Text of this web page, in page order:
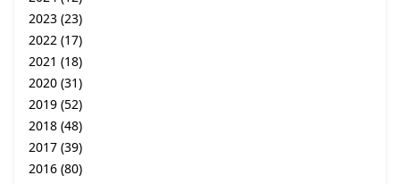
2023 (23)
2022 (17)
2021 (18)
2020 (31)
2019 (52)
2018 (48)
2017 (39)
2016 (80)